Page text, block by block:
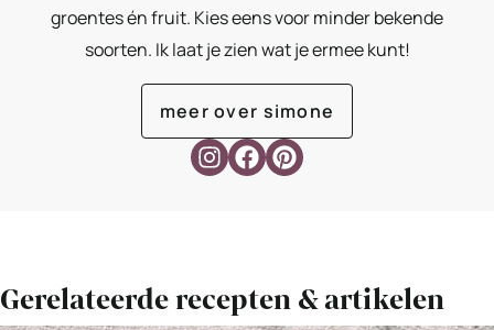
groentes én fruit. Kies eens voor minder bekende
soorten. Ik laat je zien wat je ermee kunt!
meer over simone
Gerelateerde recepten & artikelen